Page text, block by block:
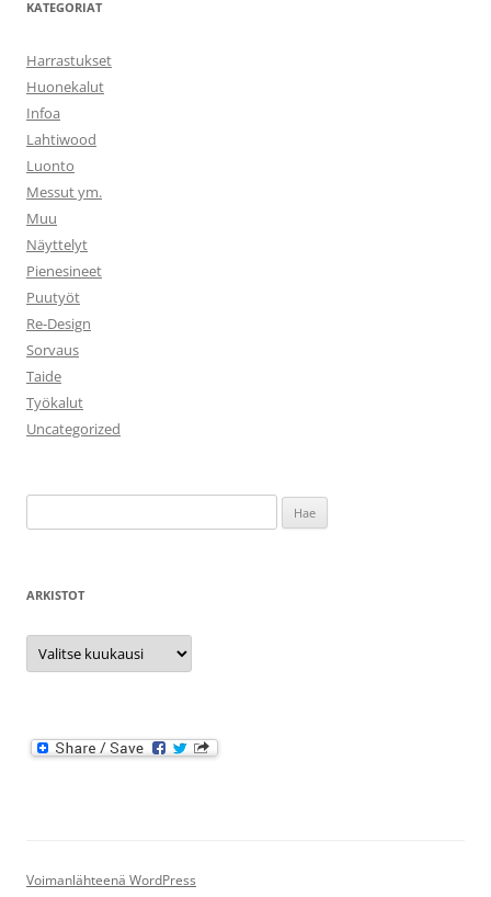
KATEGORIAT
Harrastukset
Huonekalut
Infoa
Lahtiwood
Luonto
Messut ym.
Muu
Näyttelyt
Pienesineet
Puutyöt
Re-Design
Sorvaus
Taide
Työkalut
Uncategorized
ARKISTOT
Arkistot
Voimanlähteenä WordPress